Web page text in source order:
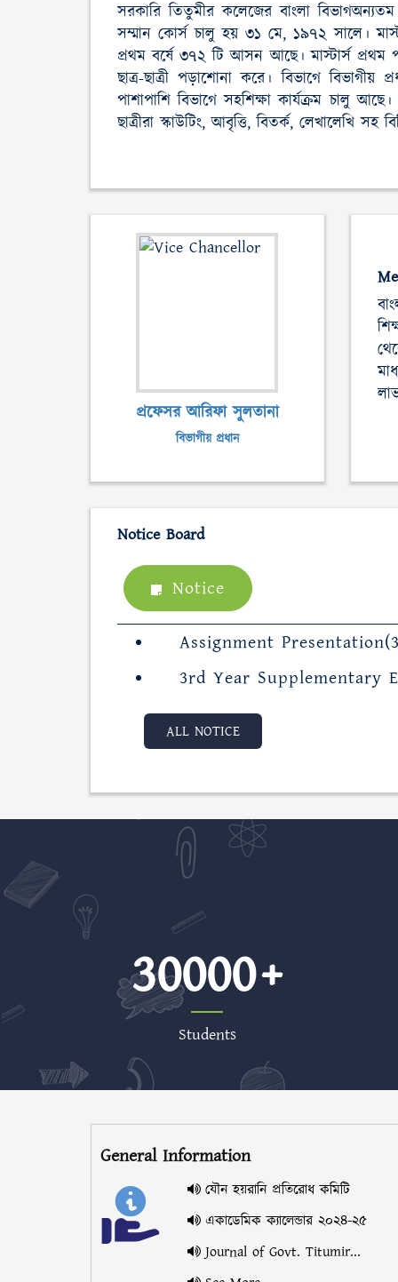
সরকারি তিতুমীর কলেজের বাংলা
সম্মান কোর্স চালু হয় ৩১ মে, ১৯৭২ সালে।
প্রথম বর্ষে ৩৭২ টি আসন আছে। মাস্টার্স প্রথম
ছাত্র-ছাত্রী পড়াশোনা করে। বিভাগে
পাশাপাশি বিভাগে সহশিক্ষা কার্যক্রম চালু
ছাত্রীরা স্কাউটিং, আবৃত্তি, বিতর্ক, লেখালেখি সহ
প্রফেসর আরিফা সুলতানা
বিভাগীয় প্রধান
Notice Board
Notice
Assignment
3rd Year Supplementary
ALL NOTICE
30000
Students
General Information
যৌন হয়রানি প্রতিরোধ কমিটি
একাডেমিক ক্যালেন্ডার ২০২৪-২৫
Journal of Govt. Titumir...